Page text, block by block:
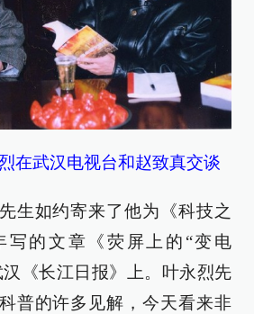
在武汉电视台和赵致真交谈
生如约寄来了他为《科技之
写的文章《荧屏上的“变电
《长江日报》上。叶永烈先
普的许多见解，今天看来非